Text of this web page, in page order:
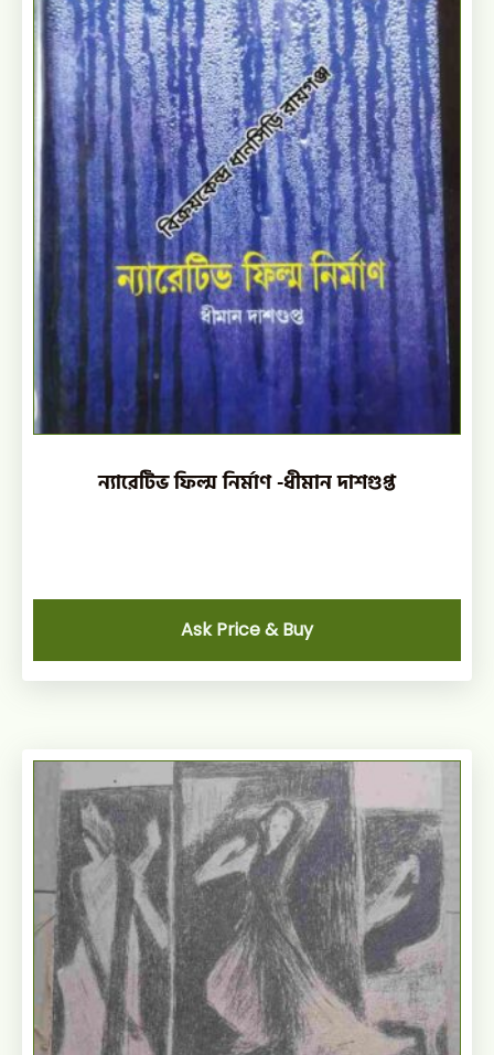
ন্যারেটিভ ফিল্ম নির্মাণ -ধীমান দাশগুপ্ত
Ask Price & Buy